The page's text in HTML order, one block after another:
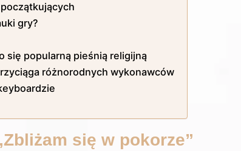
gry?
się popularną pieśnią religijną
różnorodnych wykonawców
się w pokorze”